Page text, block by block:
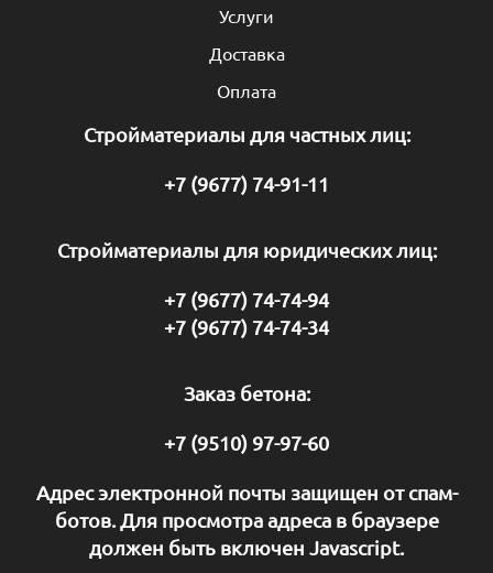
Услуги
Доставка
Оплата
Стройматериалы для частных лиц:
+7 (9677) 74-91-11
Стройматериалы для юридических лиц:
+7 (9677) 74-74-94
+7 (9677) 74-74-34
Заказ бетона:
+7 (9510) 97-97-60
Адрес электронной почты защищен от спам-
ботов. Для просмотра адреса в браузере
должен быть включен Javascript.